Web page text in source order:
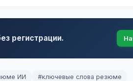
регистрации.
ИИ
#ключевые слова резюме